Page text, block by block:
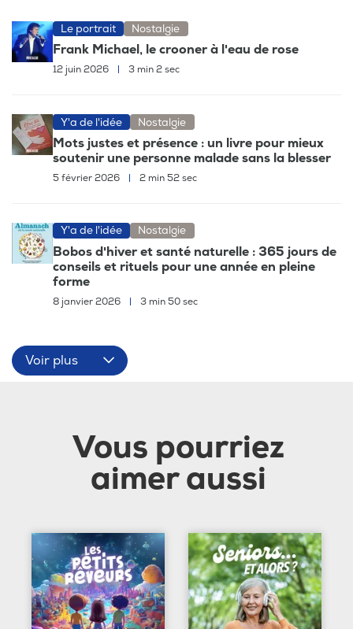
Le portrait Nostalgie
Frank Michael, le crooner à l'eau de rose
12 juin 2026 3 min 2 sec
Y'a de l'idée Nostalgie
Mots justes et présence : un livre pour mieux
soutenir une personne malade sans la blesser
5 février 2026 2 min 52 sec
Y'a de l'idée Nostalgie
Bobos d'hiver et santé naturelle : 365 jours de
conseils et rituels pour une année en pleine
forme
8 janvier 2026 3 min 50 sec
Voir plus
Vous pourriez
aimer aussi